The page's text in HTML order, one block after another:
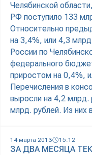
Челябинской
РФ поступило 133
Относительно
на 3,4%, или 4,3
России по
федерального
приростом на 0,4%,
Перечисления в
выросли на 4,2 млрд.
млрд. рублей. Из них
14 марта 2013 15:12
ЗА ДВА МЕСЯЦА